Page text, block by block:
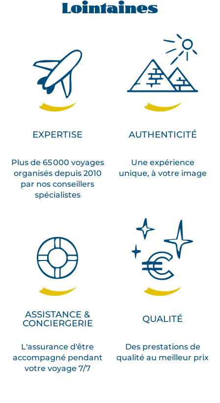
Lointaines
EXPERTISE
Plus de 65 000 voyages
organisés depuis 2010
par nos conseillers
spécialistes
AUTHENTICITÉ
Une expérience
unique, à votre image
ASSISTANCE &
CONCIERGERIE
L'assurance d'être
accompagné pendant
votre voyage 7/7
QUALITÉ
Des prestations de
qualité au meilleur prix